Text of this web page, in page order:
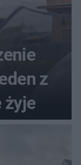
z
żyje